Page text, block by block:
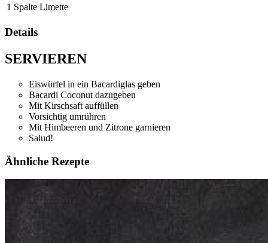
1 Spalte Limette
Details
SERVIEREN
Eiswürfel in ein Bacardiglas geben
Bacardi Coconut dazugeben
Mit Kirschsaft auffüllen
Vorsichtig umrühren
Mit Himbeeren und Zitrone garnieren
Salud!
Ähnliche Rezepte